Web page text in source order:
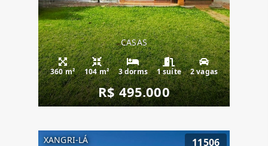
CASAS
360 m² 104 m² 3 dorms 1 suíte 2 vagas
R$ 495.000
XANGRI-LÁ 11506